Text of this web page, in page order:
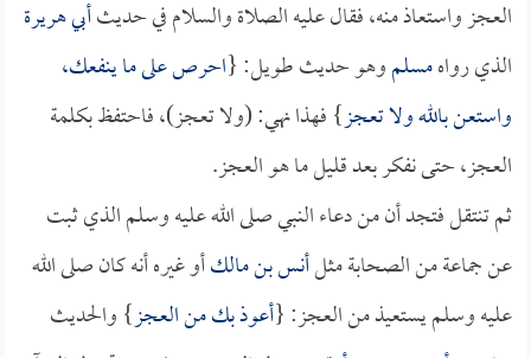
العجز واستعاذ منه، فقال عليه الصلاة والسلام في حديثأبي هريرة
الذي رواهمسلموهو حديث طويل: {احرص على ما ينفعك،
واستعن بالله ولا تعجز} فهذا نهي: (ولا تعجز)، فاحتفظ بكلمة
العجز، حتى نفكر بعد قليل ما هو العجز.
ثم تنتقل فتجد أن من دعاء النبي صلى الله عليه وسلم الذي ثبت
عن جماعة من الصحابة مثلأنس بن مالكأو غيره أنه كان صلى الله
عليه وسلم يستعيذ من العجز: {أعوذ بك من العجز} والحديث